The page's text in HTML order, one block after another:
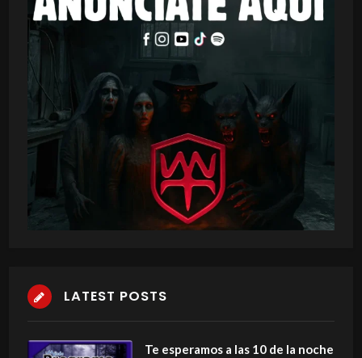
LATEST POSTS
Te esperamos a las 10 de la noche